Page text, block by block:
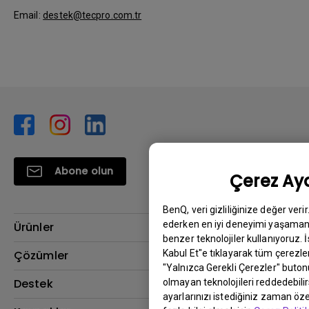
Çerez
BenQ, veri gizliliğinize değer
ederken en iyi deneyimi
benzer teknolojiler kullanıyoruz.
Kabul Et"e tıklayarak tüm
"Yalnızca Gerekli Çerezler"
olmayan teknolojileri
ayarlarınızı istediğiniz zaman
Email: destek@tecpro.com.tr
Abone olun
Ürünler
Projektör
Çözümler
BenQ AQCOLOR Elçisi
Destek